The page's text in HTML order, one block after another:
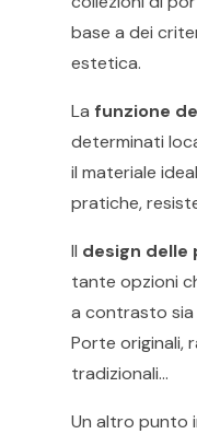
base a dei
estetica.
La funzione
determinati
il materiale
pratiche,
Il design
tante opzioni
a contrasto sia
Porte originali,
tradizionali…
Un altro punto